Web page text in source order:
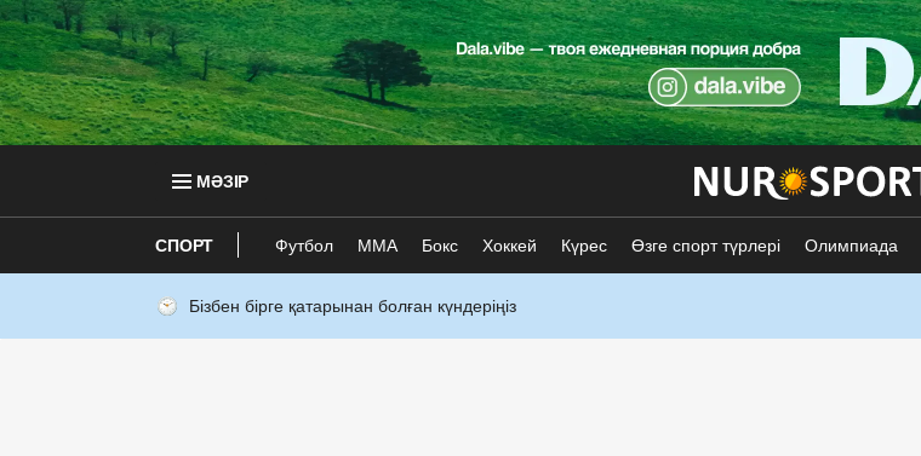
МӘЗІР
СПОРТ Футбол ММА Бокс Хоккей Күрес Өзге спорт түрлері Олимпиада
Бізбен бірге қатарынан болған күндеріңіз